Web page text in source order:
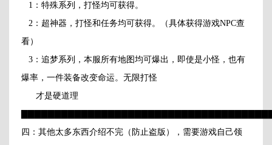
1：特殊系列，打怪均可获得。
2：超神器，打怪和任务均可获得。（具体获得游戏NPC查
看）
3：追梦系列，本服所有地图均可爆出，即使是小怪，也有
爆率，一件装备改变命运。无限打怪
才是硬道理
四：其他太多东西介绍不完（防止盗版），需要游戏自己领